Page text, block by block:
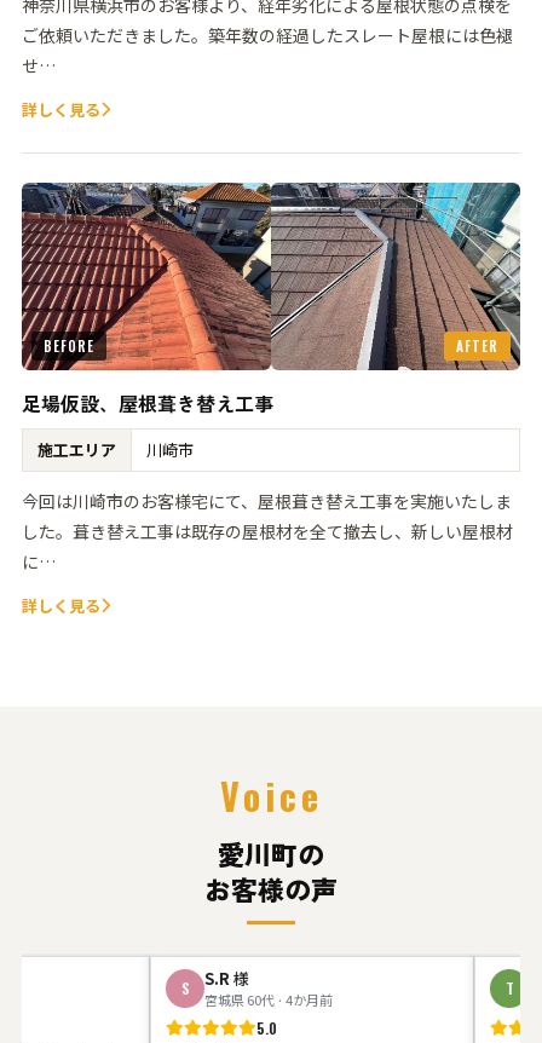
ご依頼いただきました。築年数の経過したスレート屋根には色褪
せ…
詳しく見る
BEFORE AFTER
足場仮設、屋根葺き替え工事
施工エリア 川崎市
今回は川崎市のお客様宅にて、屋根葺き替え工事を実施いたしま
した。葺き替え工事は既存の屋根材を全て撤去し、新しい屋根材
に…
詳しく見る
Voice
愛川町の
お客様の声
S.R様
宮城県 60代 · 4か月前
5.0
T.Y様
神奈川